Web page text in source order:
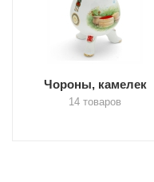
Чороны, камелек
14 товаров